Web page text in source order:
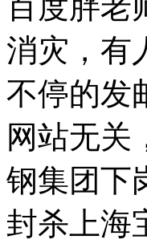
消灾，有
不停的发
网站无关
钢集团下
封杀上海